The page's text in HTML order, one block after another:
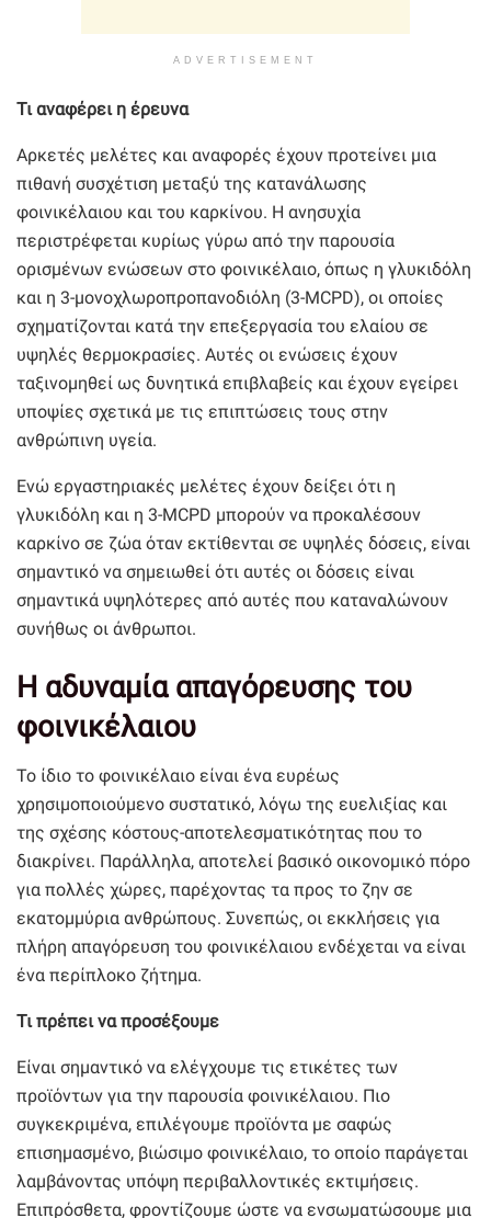
ADVERTISEMENT
Τι αναφέρει η έρευνα
Αρκετές μελέτες και αναφορές έχουν προτείνει μια
πιθανή συσχέτιση μεταξύ της κατανάλωσης
φοινικέλαιου και του καρκίνου. Η ανησυχία
περιστρέφεται κυρίως γύρω από την παρουσία
ορισμένων ενώσεων στο φοινικέλαιο, όπως η γλυκιδόλη
και η 3-μονοχλωροπροπανοδιόλη (3-MCPD), οι οποίες
σχηματίζονται κατά την επεξεργασία του ελαίου σε
υψηλές θερμοκρασίες. Αυτές οι ενώσεις έχουν
ταξινομηθεί ως δυνητικά επιβλαβείς και έχουν εγείρει
υποψίες σχετικά με τις επιπτώσεις τους στην
ανθρώπινη υγεία.
Ενώ εργαστηριακές μελέτες έχουν δείξει ότι η
γλυκιδόλη και η 3-MCPD μπορούν να προκαλέσουν
καρκίνο σε ζώα όταν εκτίθενται σε υψηλές δόσεις, είναι
σημαντικό να σημειωθεί ότι αυτές οι δόσεις είναι
σημαντικά υψηλότερες από αυτές που καταναλώνουν
συνήθως οι άνθρωποι.
Η αδυναμία απαγόρευσης του
φοινικέλαιου
Το ίδιο το φοινικέλαιο είναι ένα ευρέως
χρησιμοποιούμενο συστατικό, λόγω της ευελιξίας και
της σχέσης κόστους-αποτελεσματικότητας που το
διακρίνει. Παράλληλα, αποτελεί βασικό οικονομικό πόρο
για πολλές χώρες, παρέχοντας τα προς το ζην σε
εκατομμύρια ανθρώπους. Συνεπώς, οι εκκλήσεις για
πλήρη απαγόρευση του φοινικέλαιου ενδέχεται να είναι
ένα περίπλοκο ζήτημα.
Τι πρέπει να προσέξουμε
Είναι σημαντικό να ελέγχουμε τις ετικέτες των
προϊόντων για την παρουσία φοινικέλαιου. Πιο
συγκεκριμένα, επιλέγουμε προϊόντα με σαφώς
επισημασμένο, βιώσιμο φοινικέλαιο, το οποίο παράγεται
λαμβάνοντας υπόψη περιβαλλοντικές εκτιμήσεις.
Επιπρόσθετα, φροντίζουμε ώστε να ενσωματώσουμε μια